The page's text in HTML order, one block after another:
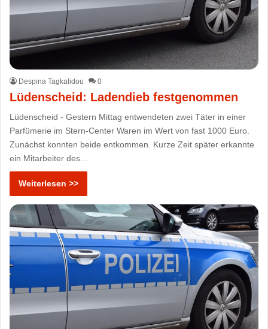
Despina Tagkalidou 0
Lüdenscheid: Ladendieb festgenommen
Lüdenscheid - Gestern Mittag entwendeten zwei Täter in einer
Parfümerie im Stern-Center Waren im Wert von fast 1000 Euro.
Zunächst konnten beide entkommen. Kurze Zeit später erkannte
ein Mitarbeiter des…
Weiterlesen >>